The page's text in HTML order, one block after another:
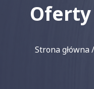
Strona główna/